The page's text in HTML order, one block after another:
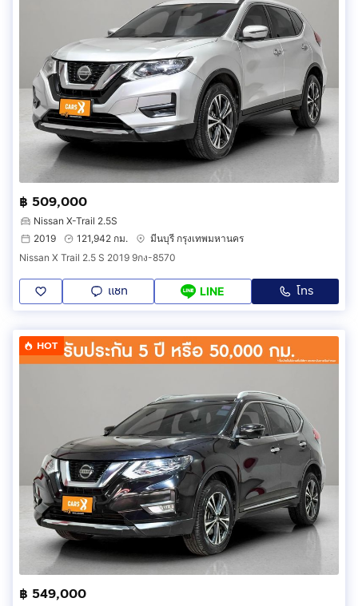
฿ 509,000
Nissan X-Trail 2.5S
2019
121,942 กม.
มีนบุรี กรุงเทพมหานคร
Nissan X Trail 2.5 S 2019 9กง-8570
แชท LINE โทร
HOT
฿ 549,000